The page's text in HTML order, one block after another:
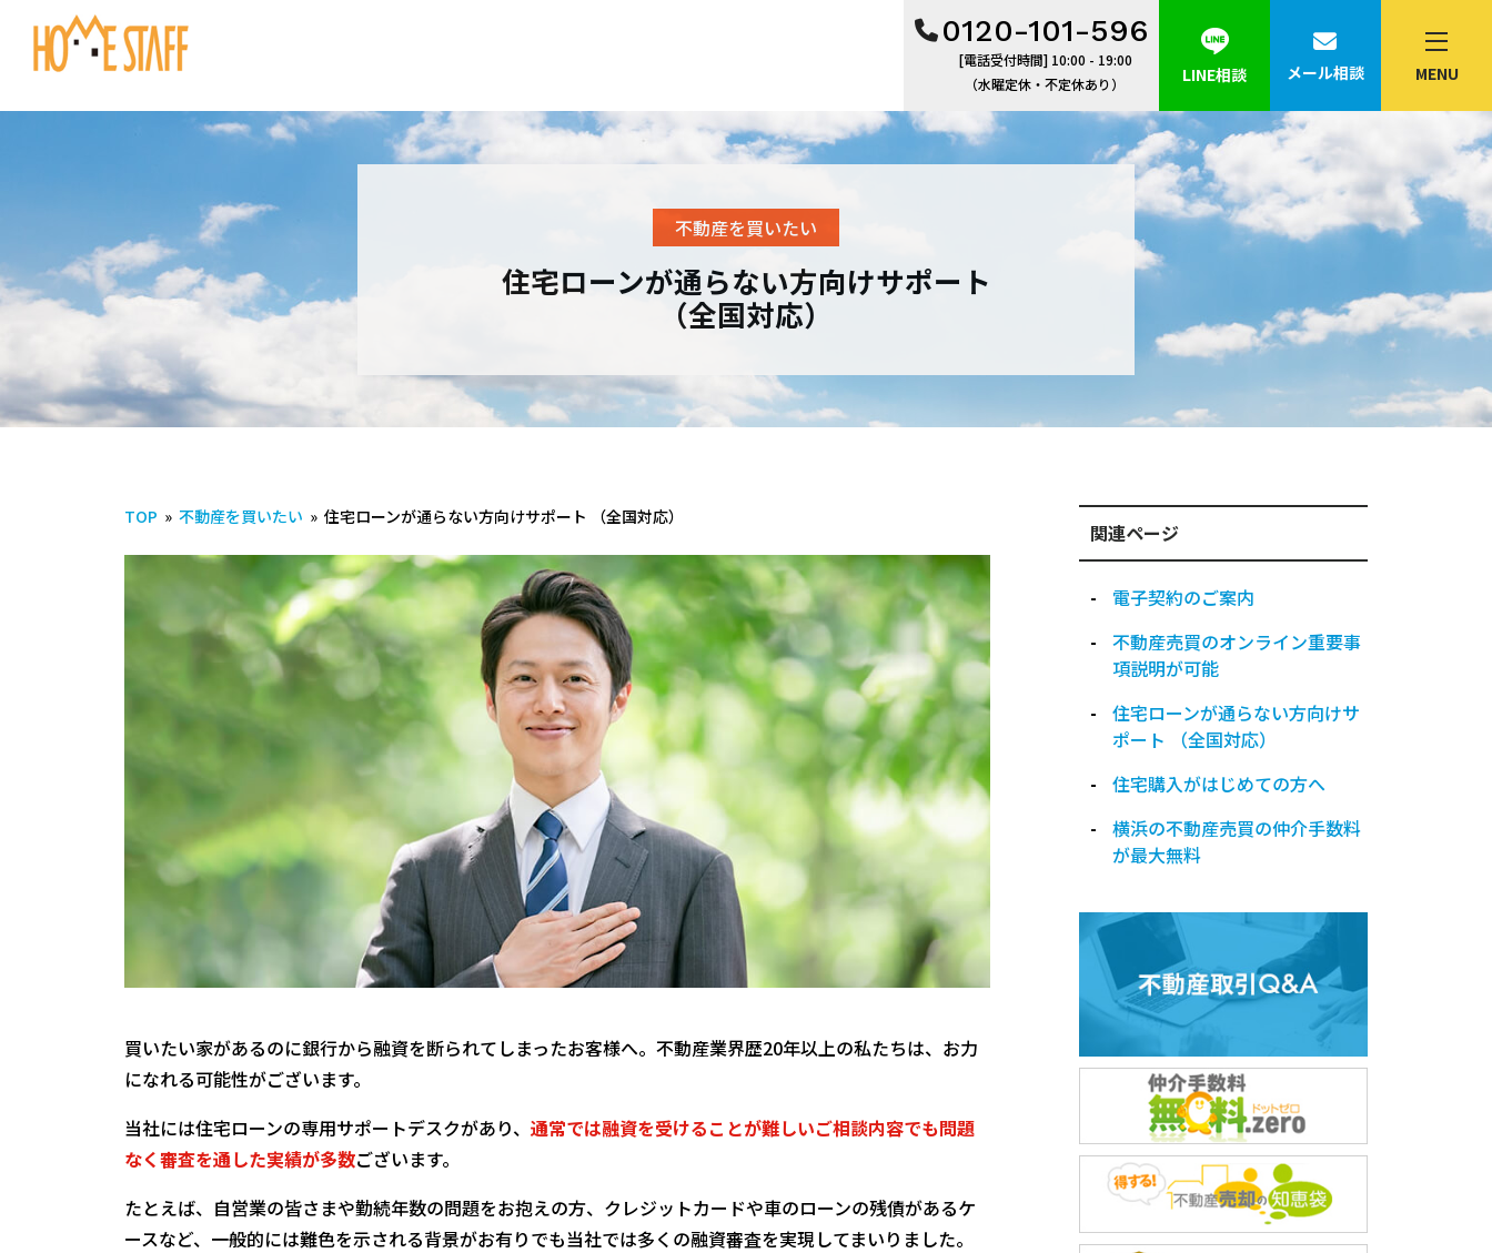
0120-101-596
[電話受付時間] 10:00 - 19:00
（水曜定休・不定休あり）
LINE相談 メール相談 MENU
不動産を買いたい
住宅ローンが通らない方向けサポート
（全国対応）
TOP » 不動産を買いたい » 住宅ローンが通らない方向けサポート （全国対応）
買いたい家があるのに銀行から融資を断られてしまったお客様へ。不動産業界歴20年以上の私たちは、お力
になれる可能性がございます。
当社には住宅ローンの専用サポートデスクがあり、 通常では融資を受けることが難しいご相談内容でも問題
なく審査を通した実績が多数ございます。
たとえば、自営業の皆さまや勤続年数の問題をお抱えの方、クレジットカードや車のローンの残債があるケ
ースなど、一般的には難色を示される背景がお有りでも当社では多くの融資審査を実現してまいりました。
関連ページ
電子契約のご案内
不動産売買のオンライン重要事
項説明が可能
住宅ローンが通らない方向けサ
ポート （全国対応）
住宅購入がはじめての方へ
横浜の不動産売買の仲介手数料
が最大無料